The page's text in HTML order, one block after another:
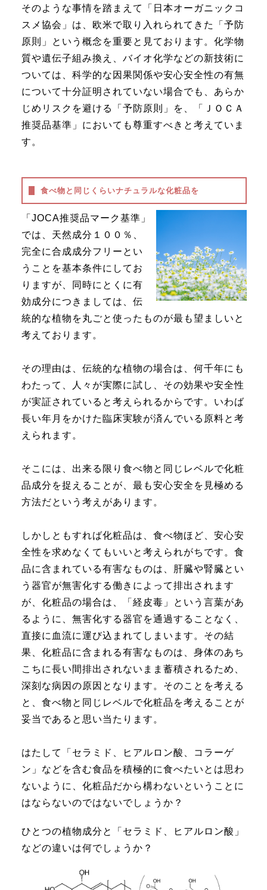
そのような事情を踏まえて「日本オーガニックコ
スメ協会」は、欧米で取り入れられてきた「予防
原則」という概念を重要と見ております。化学物
質や遺伝子組み換え、バイオ化学などの新技術に
ついては、科学的な因果関係や安心安全性の有無
について十分証明されていない場合でも、あらか
じめリスクを避ける「予防原則」を、「ＪＯＣＡ
推奨品基準」においても尊重すべきと考えていま
す。
食べ物と同じくらいナチュラルな化粧品を
「JOCA推奨品マーク基準」
では、天然成分１００％、
完全に合成成分フリーとい
うことを基本条件にしてお
りますが、同時にとくに有
効成分につきましては、伝
統的な植物を丸ごと使ったものが最も望ましいと
考えております。
その理由は、伝統的な植物の場合は、何千年にも
わたって、人々が実際に試し、その効果や安全性
が実証されていると考えられるからです。いわば
長い年月をかけた臨床実験が済んでいる原料と考
えられます。
そこには、出来る限り食べ物と同じレベルで化粧
品成分を捉えることが、最も安心安全を見極める
方法だという考えがあります。
しかしともすれば化粧品は、食べ物ほど、安心安
全性を求めなくてもいいと考えられがちです。食
品に含まれている有害なものは、肝臓や腎臓とい
う器官が無害化する働きによって排出されます
が、化粧品の場合は、「経皮毒」という言葉があ
るように、無害化する器官を通過することなく、
直接に血流に運び込まれてしまいます。その結
果、化粧品に含まれる有害なものは、身体のあち
こちに長い間排出されないまま蓄積されるため、
深刻な病因の原因となります。そのことを考える
と、食べ物と同じレベルで化粧品を考えることが
妥当であると思い当たります。
はたして「セラミド、ヒアルロン酸、コラーゲ
ン」などを含む食品を積極的に食べたいとは思わ
ないように、化粧品だから構わないということに
はならないのではないでしょうか？
ひとつの植物成分と「セラミド、ヒアルロン酸」
などの違いは何でしょうか？